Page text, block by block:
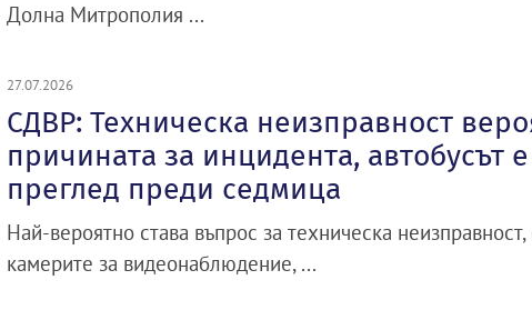
Долна Митрополия ...
27.07.2026
СДВР: Техническа неизправност
причината за инцидента, автобусът
преглед преди седмица
Най-вероятно става въпрос за техническа
камерите за видеонаблюдение, ...